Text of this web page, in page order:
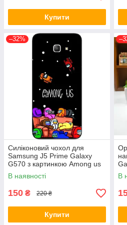
Купити
–32%
Силіконовий чохол для
Samsung J5 Prime Galaxy
G570 з картинкою Among us
В наявності
150 ₴ 220 ₴
Купити
В